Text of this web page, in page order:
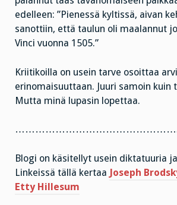
edelleen: ”Pienessä kyltissä, aivan
sanottiin, että taulun oli maalannut
Vinci vuonna 1505.”
Kriitikoilla on usein tarve osoittaa
erinomaisuuttaan. Juuri samoin kuin
Mutta minä lupasin lopettaa.
Blogi on käsitellyt usein diktatuuria
Linkeissä tällä kertaa
Joseph
Etty Hillesum